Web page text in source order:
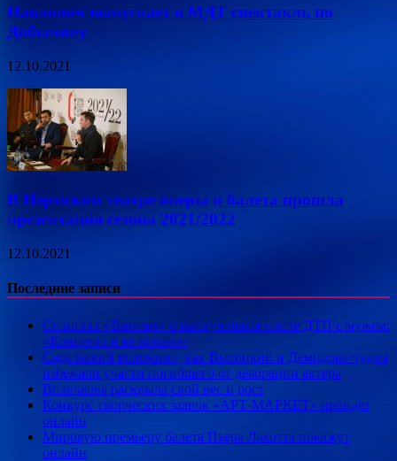
Павлович выпускает в МДТ спектакль по
Добычину
12.10.2021
В Пермском театре оперы и балета прошла
презентация сезона 2021/2022
12.10.2021
Последние записи
Солистка «Винтаж» о выступлении после ДТП с мужем:
«Концерта я не помню»
Садальский вспомнил, как Высоцкий и Демидова чудом
избежали участи погибшего от декорации актера
Волочкова раскрыла свой вес и рост
Конкурс творческих заявок «АРТ-МАРКЕТ» пройдёт
онлайн
Мировую премьеру балета Пьера Лакотта покажут
онлайн